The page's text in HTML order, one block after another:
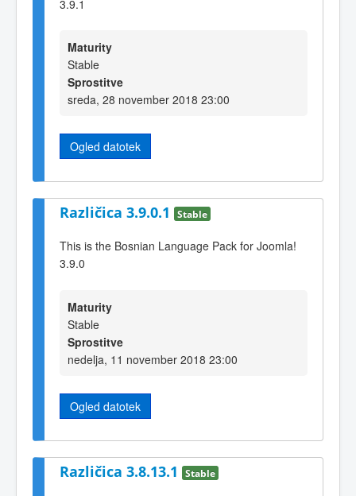
3.9.1
Maturity
Stable
Sprostitve
sreda, 28 november 2018 23:00
Ogled datotek
Različica 3.9.0.1 Stable
This is the Bosnian Language Pack for Joomla!
3.9.0
Maturity
Stable
Sprostitve
nedelja, 11 november 2018 23:00
Ogled datotek
Različica 3.8.13.1 Stable